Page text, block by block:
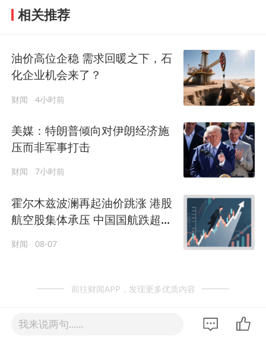
相关推荐
油价高位企稳 需求回暖之下，石
化企业机会来了？
财闻 4小时前
美媒：特朗普倾向对伊朗经济施
压而非军事打击
财闻 7小时前
霍尔木兹波澜再起油价跳涨 港股
航空股集体承压 中国国航跌超
财闻 08-07
前往财闻APP，发现更多优质内容
我来说两句......